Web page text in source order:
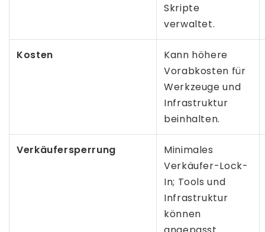
Skripte
verwaltet.
Kosten
Kann höhere
Vorabkosten für
Werkzeuge und
Infrastruktur
beinhalten.
Verkäufersperrung
Minimales
Verkäufer-Lock-
In; Tools und
Infrastruktur
können